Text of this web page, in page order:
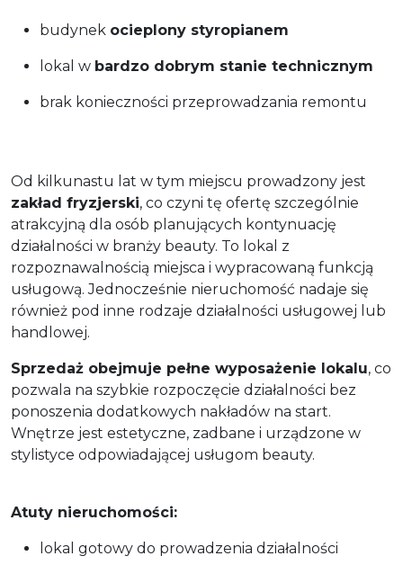
budynek ocieplony styropianem
lokal w bardzo dobrym stanie technicznym
brak konieczności przeprowadzania remontu
Od kilkunastu lat w tym miejscu prowadzony jest
zakład fryzjerski, co czyni tę ofertę szczególnie
atrakcyjną dla osób planujących kontynuację
działalności w branży beauty. To lokal z
rozpoznawalnością miejsca i wypracowaną funkcją
usługową. Jednocześnie nieruchomość nadaje się
również pod inne rodzaje działalności usługowej lub
handlowej.
Sprzedaż obejmuje pełne wyposażenie lokalu, co
pozwala na szybkie rozpoczęcie działalności bez
ponoszenia dodatkowych nakładów na start.
Wnętrze jest estetyczne, zadbane i urządzone w
stylistyce odpowiadającej usługom beauty.
Atuty nieruchomości:
lokal gotowy do prowadzenia działalności